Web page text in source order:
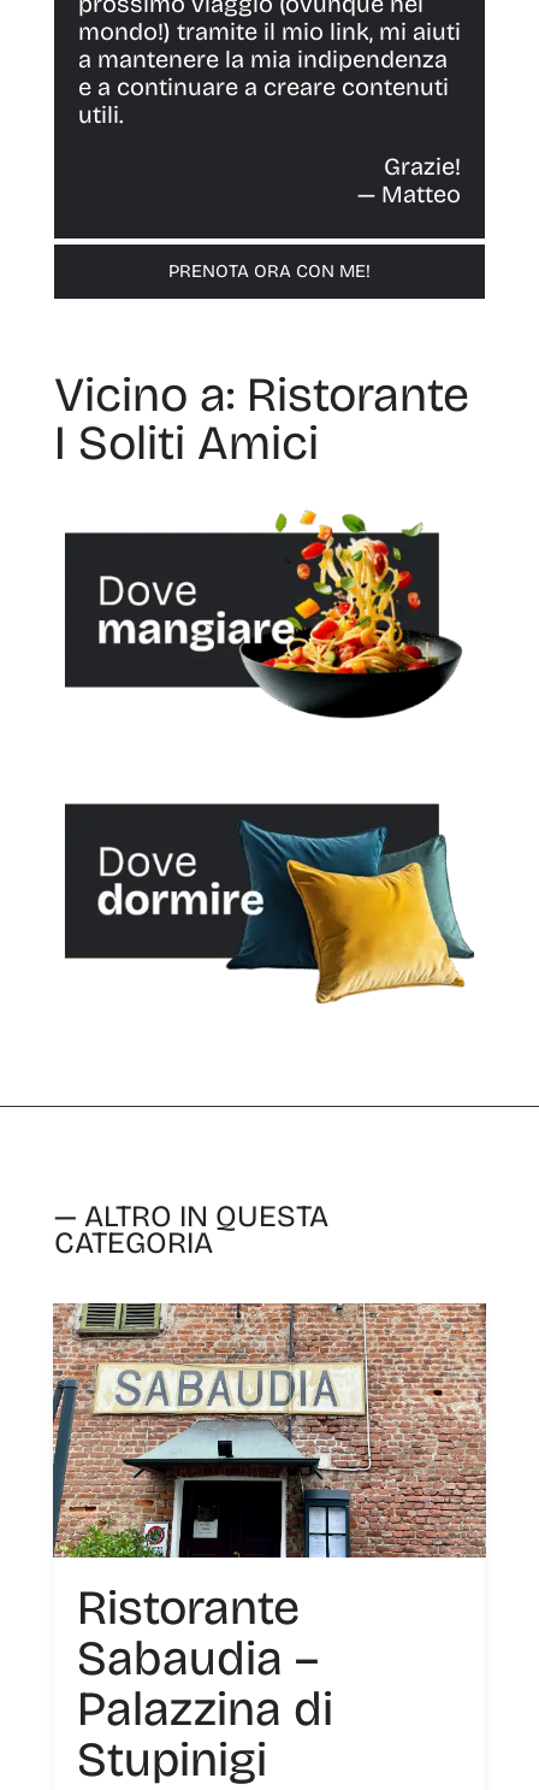
mondo!) tramite il mio link, mi aiuti
a mantenere la mia indipendenza
e a continuare a creare contenuti
utili.
Grazie!
— Matteo
PRENOTA ORA CON ME!
Vicino a: Ristorante
I Soliti Amici
— ALTRO IN QUESTA
CATEGORIA
Ristorante
Sabaudia –
Palazzina di
Stupinigi